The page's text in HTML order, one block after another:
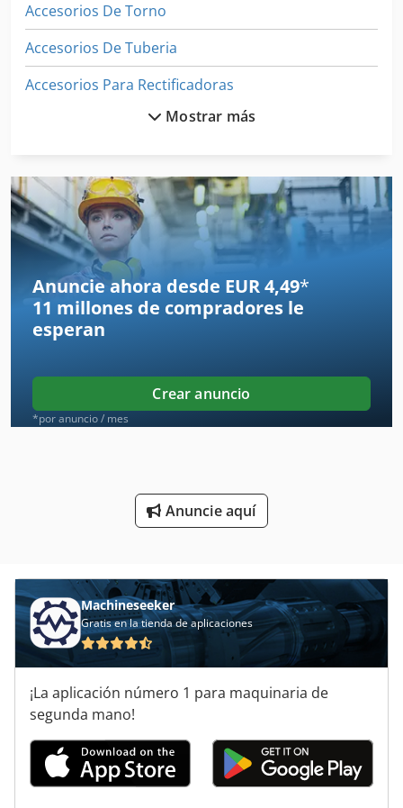
Accesorios De Torno
Accesorios De Tuberia
Accesorios Para Rectificadoras
Accesorios Recambios
Depurador De
Dispositivo De Alimentación
Dispositivos De Control
Entrenador De
Equipo De Taller
Excavadora Industrial
Herramienta De Máquina
Máquina De Limpieza Y Desinfección
Otros Accesorios
Purificador De
Sistema De Extracción De
Sistema De Limpieza
Sistema De Purificación De Escape
Tecnología De Alimentación
Tecnología De Almacenamiento
Mostrar más
Anuncie ahora desde EUR 4,49*
11 millones de compradores le
esperan
Crear anuncio
*por anuncio / mes
Anuncie aquí
Machineseeker
Gratis en la tienda de aplicaciones
¡La aplicación número 1 para maquinaria de
segunda mano!